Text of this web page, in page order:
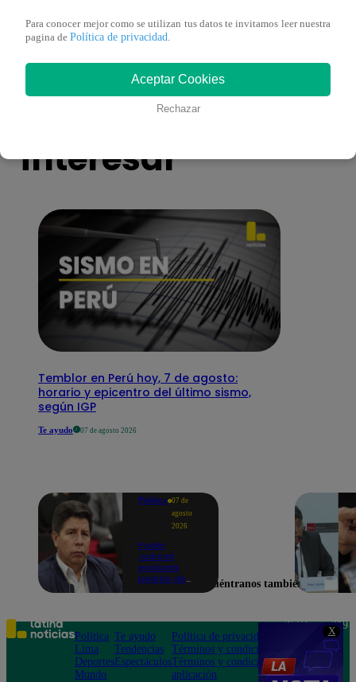
X
También te puede
interesar
Temblor en Perú hoy, 7 de agosto:
horario y epicentro del último sismo,
según IGP
Te ayudo 07 de agosto 2026
Política 07 de
agosto
2026
Poder
Judicial
evaluará
pedido de
Pedro
Castillo
Para conocer mejor como se utilizan tus datos te invitamos leer nuestra
pagina de Política de privacidad.
Aceptar Cookies
Rechazar
Encuéntranos también en
Política
Lima
Deportes
Mundo
Te ayudo
Tendencias
Espectáculos
Política de privacidad
Términos y condiciones
Términos y condiciones
aplicación
Teléfono: 219
Av. San
Felipe 968
Jesús María